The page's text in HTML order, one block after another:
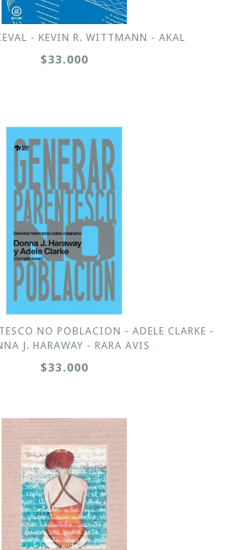
- KEVIN R. WITTMANN - AKAL
$33.000
NO POBLACION - ADELE CLARKE -
J. HARAWAY - RARA AVIS
$33.000